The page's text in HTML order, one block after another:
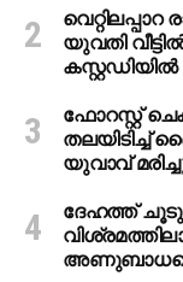
യുവതി
കസ്റ്റഡിയിൽ
ഫോറസ്റ്റ്
തലയിടിച്ച്
യുവാവ്
ദേഹത്ത്
അണുബാധയെ